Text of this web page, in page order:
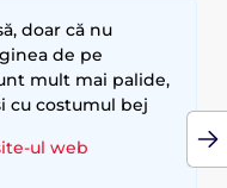
doar că nu
de pe
mult mai palide,
cu costumul bej
ul web